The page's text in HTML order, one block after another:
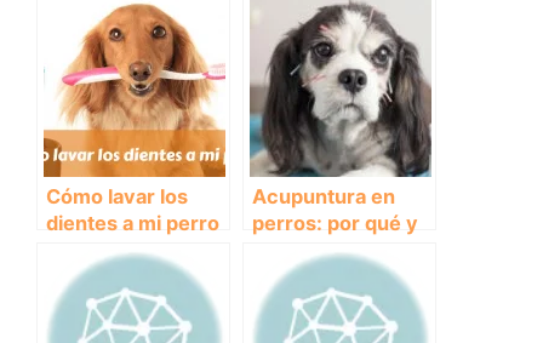
Cómo lavar los
dientes a mi perro
Acupuntura en
perros: por qué y
cuándo hacerla